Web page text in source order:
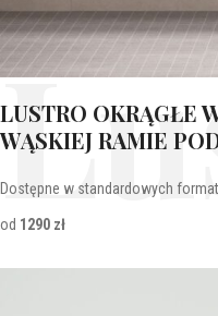
LUSTRO OKRĄGŁE
WĄSKIEJ RAMIE
Dostępne w standardowych
od 1290 zł